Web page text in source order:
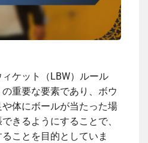
ケット（LBW）ルール
重要な要素であり、ボウ
体にボールが当たった場
きるようにすることで、
ことを目的としていま